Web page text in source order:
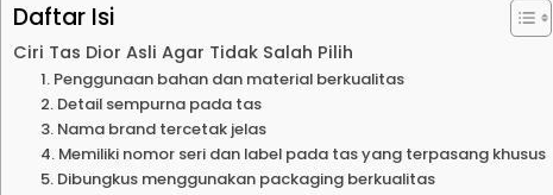
Daftar Isi
Ciri Tas Dior Asli Agar Tidak Salah Pilih
1. Penggunaan bahan dan material berkualitas
2. Detail sempurna pada tas
3. Nama brand tercetak jelas
4. Memiliki nomor seri dan label pada tas yang terpasang khusus
5. Dibungkus menggunakan packaging berkualitas